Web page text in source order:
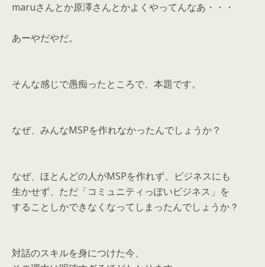
maruさんとか原澤さんとかよくやってんなあ・・・
あーやだやだ。
そんな感じで愚痴ったところで、本題です。
なぜ、みんなMSPを作れなかったんでしょうか？
なぜ、ほとんどの人がMSPを作れず、ビジネスにも
生かせず、ただ「コミュニティっぽいビジネス」を
することしかできなくなってしまったんでしょうか？
対話のスキルを身につけた今、